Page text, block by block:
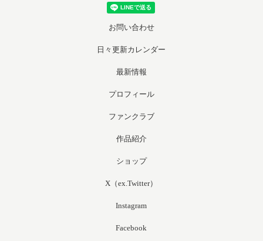
お問い合わせ
日々更新カレンダー
最新情報
プロフィール
ファンクラブ
作品紹介
ショップ
X（ex.Twitter）
Instagram
Facebook